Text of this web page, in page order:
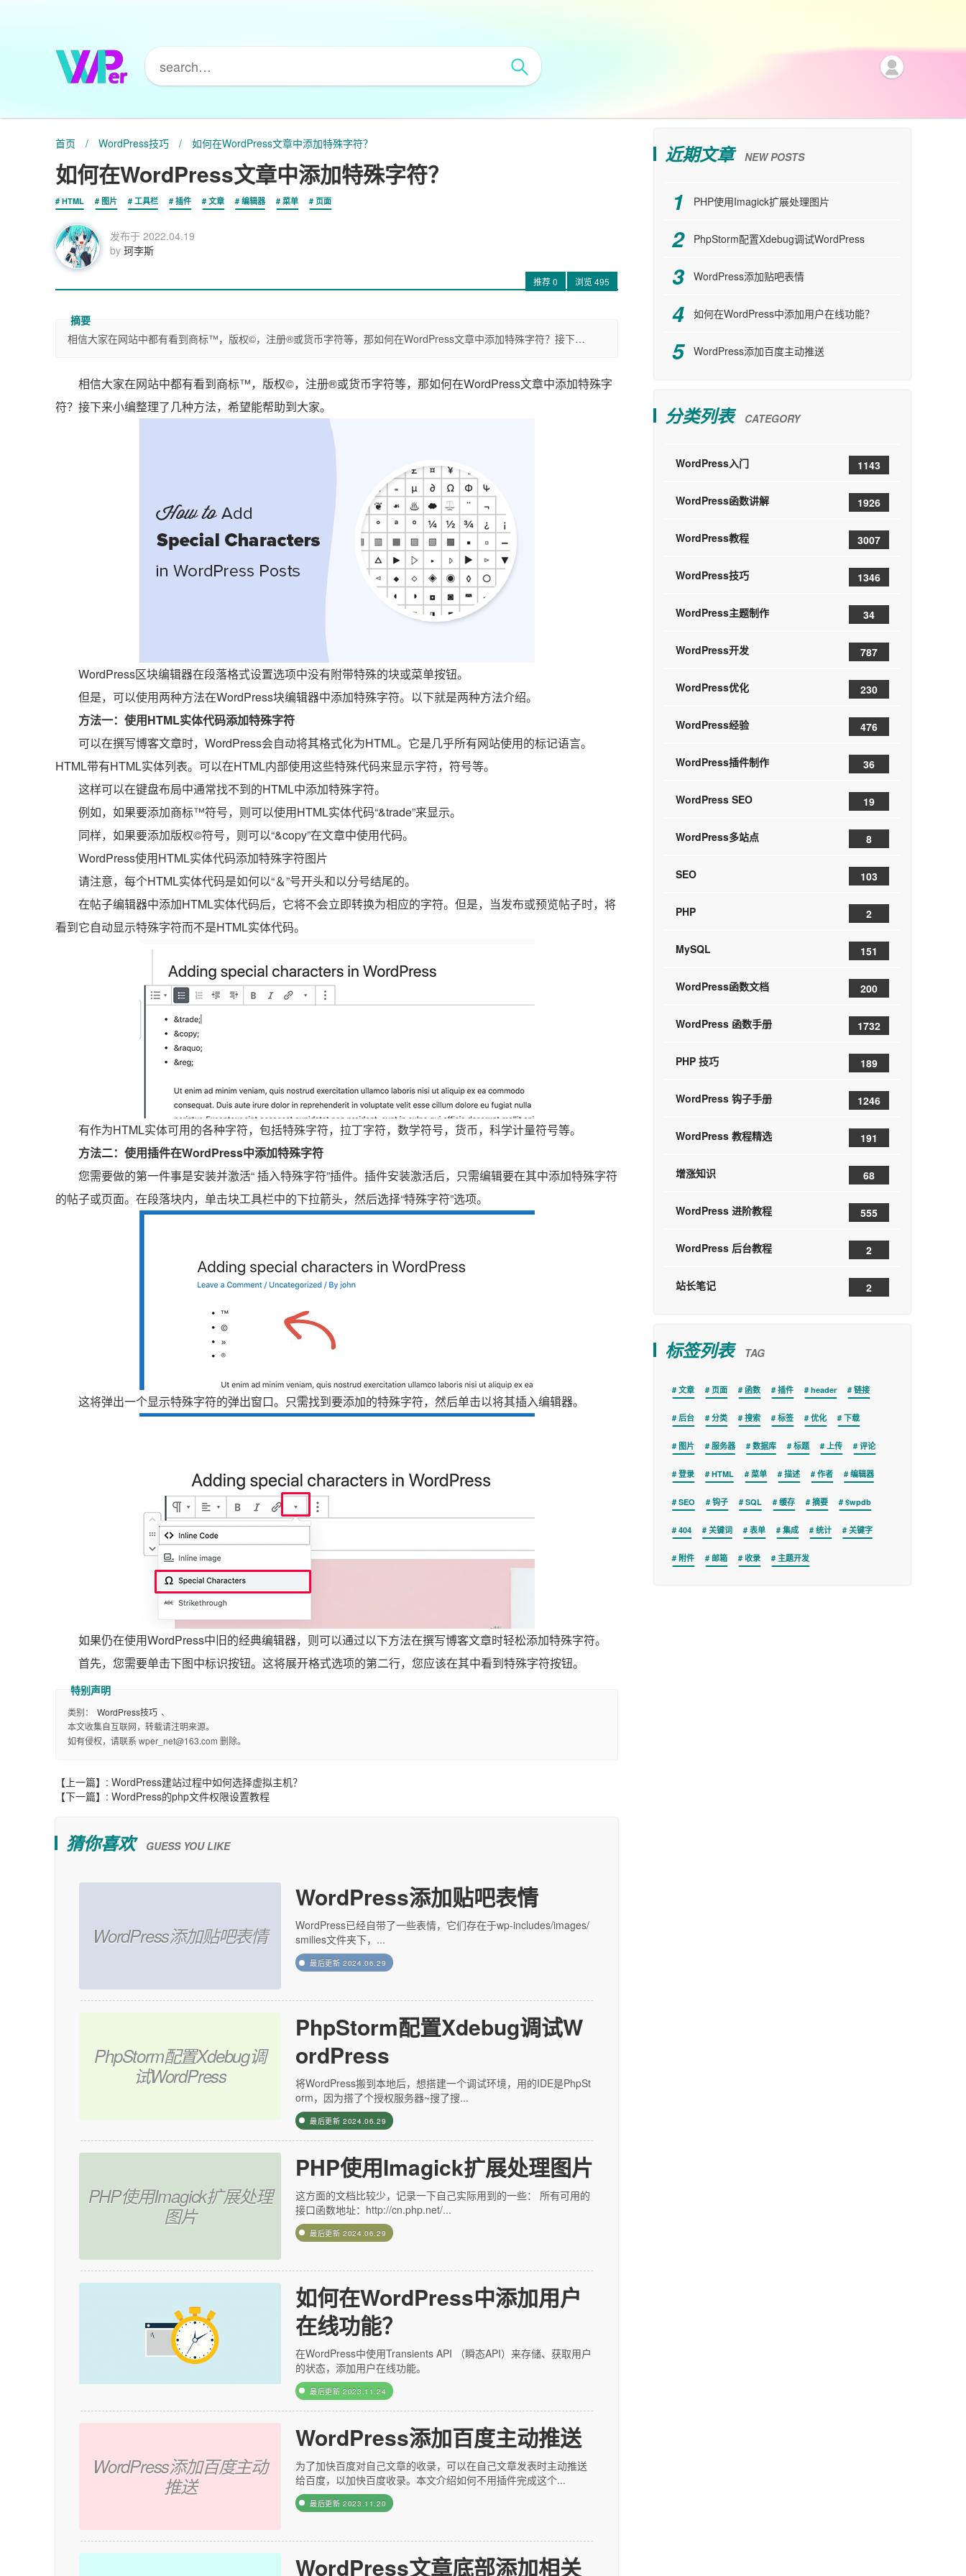
首页 / WordPress技巧 / 如何在WordPress文章中添加特殊字符？
如何在WordPress文章中添加特殊字符？
HTML 图片 工具栏 插件 文章 编辑器 菜单 页面
发布于 2022.04.19
by 珂李斯
推荐0 浏览495
相信大家在网站中都有看到商标™，版权©，注册®或货币字符等，那如何在WordPress文章中添加特殊字符？接下…
相信大家在网站中都有看到商标™，版权©，注册®或货币字符等，那如何在WordPress文章中添加特殊字
符？接下来小编整理了几种方法，希望能帮助到大家。
WordPress区块编辑器在段落格式设置选项中没有附带特殊的块或菜单按钮。
但是，可以使用两种方法在WordPress块编辑器中添加特殊字符。以下就是两种方法介绍。
方法一：使用HTML实体代码添加特殊字符
可以在撰写博客文章时，WordPress会自动将其格式化为HTML。它是几乎所有网站使用的标记语言。
HTML带有HTML实体列表。可以在HTML内部使用这些特殊代码来显示字符，符号等。
这样可以在键盘布局中通常找不到的HTML中添加特殊字符。
例如，如果要添加商标™符号，则可以使用HTML实体代码“&trade”来显示。
同样，如果要添加版权©符号，则可以“&copy”在文章中使用代码。
WordPress使用HTML实体代码添加特殊字符图片
请注意，每个HTML实体代码是如何以“＆”号开头和以分号结尾的。
在帖子编辑器中添加HTML实体代码后，它将不会立即转换为相应的字符。但是，当发布或预览帖子时，将
看到它自动显示特殊字符而不是HTML实体代码。
有作为HTML实体可用的各种字符，包括特殊字符，拉丁字符，数学符号，货币，科学计量符号等。
方法二：使用插件在WordPress中添加特殊字符
您需要做的第一件事是安装并激活“ 插入特殊字符”插件。插件安装激活后，只需编辑要在其中添加特殊字符
的帖子或页面。在段落块内，单击块工具栏中的下拉箭头，然后选择“特殊字符”选项。
这将弹出一个显示特殊字符的弹出窗口。只需找到要添加的特殊字符，然后单击以将其插入编辑器。
如果仍在使用WordPress中旧的经典编辑器，则可以通过以下方法在撰写博客文章时轻松添加特殊字符。
首先，您需要单击下图中标识按钮。这将展开格式选项的第二行，您应该在其中看到特殊字符按钮。
类别： WordPress技巧 、
本文收集自互联网，转载请注明来源。
如有侵权，请联系 wper_net@163.com 删除。
【上一篇】: WordPress建站过程中如何选择虚拟主机？
【下一篇】: WordPress的php文件权限设置教程
猜你喜欢 GUESS YOU LIKE
WordPress添加贴吧表情
WordPress添加贴吧表情
WordPress已经自带了一些表情，它们存在于wp-includes/images/
smilies文件夹下，...
最后更新2024.06.29
PhpStorm配置Xdebug调
试WordPress
PhpStorm配置Xdebug调试W
ordPress
将WordPress搬到本地后，想搭建一个调试环境，用的IDE是PhpSt
orm，因为搭了个授权服务器~搜了搜...
最后更新2024.06.29
PHP使用Imagick扩展处理
图片
PHP使用Imagick扩展处理图片
这方面的文档比较少，记录一下自己实际用到的一些： 所有可用的
接口函数地址：http://cn.php.net/...
最后更新2024.06.29
如何在WordPress中添加用户
在线功能？
在WordPress中使用Transients API （瞬态API）来存储、获取用户
的状态，添加用户在线功能。
最后更新2023.11.24
WordPress添加百度主动
推送
WordPress添加百度主动推送
为了加快百度对自己文章的收录，可以在自己文章发表时主动推送
给百度，以加快百度收录。本文介绍如何不用插件完成这个...
最后更新2023.11.20
WordPress文章底部添加相关
近期文章 NEW POSTS
PHP使用Imagick扩展处理图片
PhpStorm配置Xdebug调试WordPress
WordPress添加贴吧表情
如何在WordPress中添加用户在线功能？
WordPress添加百度主动推送
分类列表 CATEGORY
WordPress入门 1143
WordPress函数讲解 1926
WordPress教程 3007
WordPress技巧 1346
WordPress主题制作 34
WordPress开发 787
WordPress优化 230
WordPress经验 476
WordPress插件制作 36
WordPress SEO 19
WordPress多站点 8
SEO 103
PHP 2
MySQL 151
WordPress函数文档 200
WordPress 函数手册 1732
PHP 技巧 189
WordPress 钩子手册 1246
WordPress 教程精选 191
增涨知识 68
WordPress 进阶教程 555
WordPress 后台教程 2
站长笔记 2
标签列表 TAG
文章 页面 函数 插件 header 链接
后台 分类 搜索 标签 优化 下载
图片 服务器 数据库 标题 上传 评论
登录 HTML 菜单 描述 作者 编辑器
SEO 钩子 SQL 缓存 摘要 $wpdb
404 关键词 表单 集成 统计 关键字
附件 邮箱 收录 主题开发